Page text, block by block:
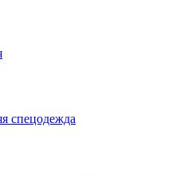
спецодежда